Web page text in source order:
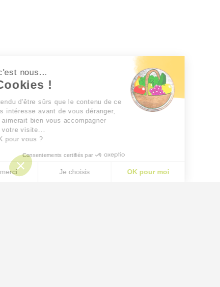
c'est nous...
Cookies !
a attendu d'être sûrs que le contenu de ce
vous intéresse avant de vous déranger,
on aimerait bien vous accompagner
votre visite...
OK pour vous ?
Consentements certifiés par
Non merci Je choisis OK pour moi